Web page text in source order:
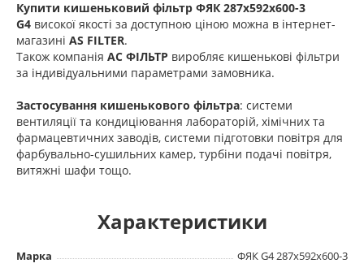
Купити кишеньковий фільтр ФЯК 287х592х600-3
G4 високої якості за доступною ціною можна в інтернет-
магазині AS FILTER.
Також компанія АС ФІЛЬТР виробляє кишенькові фільтри
за індивідуальними параметрами замовника.
Застосування кишенькового фільтра: системи
вентиляції та кондиціювання лабораторій, хімічних та
фармацевтичних заводів, системи підготовки повітря для
фарбувально-сушильних камер, турбіни подачі повітря,
витяжні шафи тощо.
Характеристики
Марка ФЯК G4 287х592х600-3